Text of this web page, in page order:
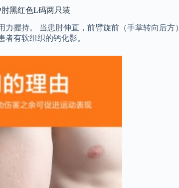
黑红色L码两只装
握持。 当患肘伸直，前臂旋前（手掌转向后方
有软组织的钙化影。